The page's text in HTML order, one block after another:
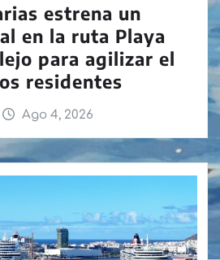
estrena un
en la ruta Playa
para agilizar el
residentes
Ago 4, 2026